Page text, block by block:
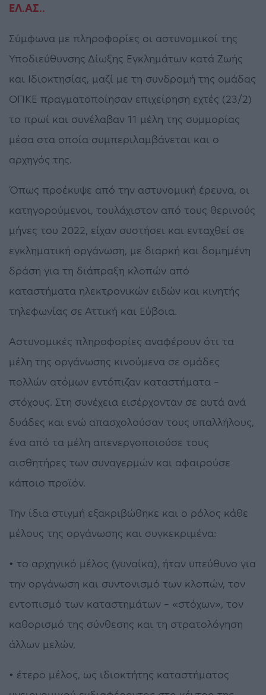
ΕΛ.ΑΣ..
Σύμφωνα με πληροφορίες οι αστυνομικοί της
Υποδιεύθυνσης Δίωξης Εγκλημάτων κατά Ζωής
και Ιδιοκτησίας, μαζί με τη συνδρομή της ομάδας
ΟΠΚΕ πραγματοποίησαν επιχείρηση εχτές (23/2)
το πρωί και συνέλαβαν 11 μέλη της συμμορίας
μέσα στα οποία συμπεριλαμβάνεται και ο
αρχηγός της.
Όπως προέκυψε από την αστυνομική έρευνα, οι
κατηγορούμενοι, τουλάχιστον από τους θερινούς
μήνες του 2022, είχαν συστήσει και ενταχθεί σε
εγκληματική οργάνωση, με διαρκή και δομημένη
δράση για τη διάπραξη κλοπών από
καταστήματα ηλεκτρονικών ειδών και κινητής
τηλεφωνίας σε Αττική και Εύβοια.
Αστυνομικές πληροφορίες αναφέρουν ότι τα
μέλη της οργάνωσης κινούμενα σε ομάδες
πολλών ατόμων εντόπιζαν καταστήματα –
στόχους. Στη συνέχεια εισέρχονταν σε αυτά ανά
δυάδες και ενώ απασχολούσαν τους υπαλλήλους,
ένα από τα μέλη απενεργοποιούσε τους
αισθητήρες των συναγερμών και αφαιρούσε
κάποιο προϊόν.
Την ίδια στιγμή εξακριβώθηκε και ο ρόλος κάθε
μέλους της οργάνωσης και συγκεκριμένα:
• το αρχηγικό μέλος (γυναίκα), ήταν υπεύθυνο για
την οργάνωση και συντονισμό των κλοπών, τον
εντοπισμό των καταστημάτων – «στόχων», τον
καθορισμό της σύνθεσης και τη στρατολόγηση
άλλων μελών,
• έτερο μέλος, ως ιδιοκτήτης καταστήματος